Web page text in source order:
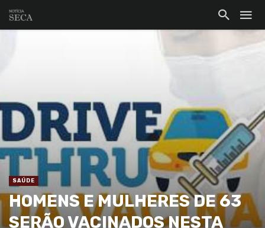
SAÚDE
HOMENS E MULHERES DE 63
SERÃO VACINADOS NESTA